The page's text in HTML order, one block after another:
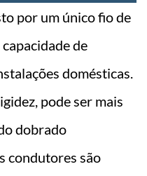
por um único fio de
de
domésticas.
pode ser mais
dobrado
condutores são